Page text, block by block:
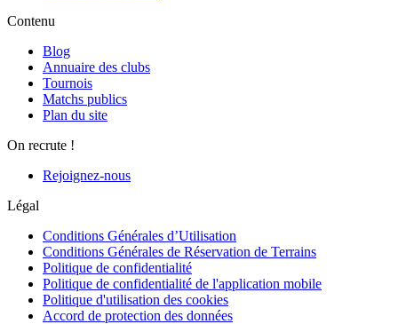
Contenu
Blog
Annuaire des clubs
Tournois
Matchs publics
Plan du site
On recrute !
Rejoignez-nous
Légal
Conditions Générales d’Utilisation
Conditions Générales de Réservation de Terrains
Politique de confidentialité
Politique de confidentialité de l'application mobile
Politique d'utilisation des cookies
Accord de protection des données